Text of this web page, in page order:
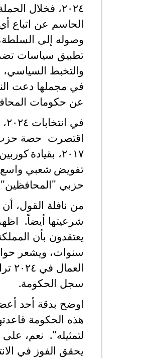
٢٠٢٤، فخلال
الحاسم عن اتباع
وصوله إلى
تطبيق سياسات تضر
والتخبط
في مجملها دعت
عن حكومات
في انتخابات ٢٠٢٤
،
اقتصرت حصة حزب
٢٠١٧، بقيادة
تفويض شعبي واسع
حزبي "المحافظين"
من نافلة القول،
سجل الحكومة.
اوضح بدقة أحد
هذه الحكومة
لتمثيله". نعم،
يحقق الفوز في